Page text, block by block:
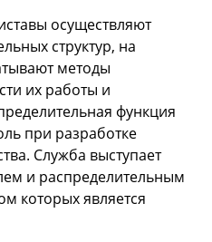
осуществляют
структур, на
методы
их работы и
функция
при разработке
Служба выступает
и распределительным
которых является